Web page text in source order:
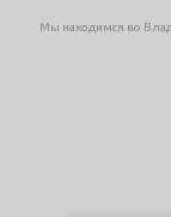
Мы находимся во